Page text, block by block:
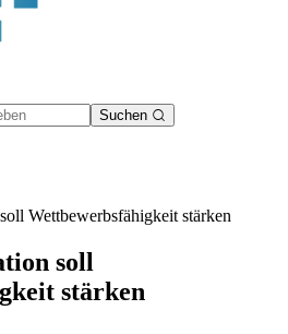
Suchen
Wettbewerbsfähigkeit stärken
soll
stärken